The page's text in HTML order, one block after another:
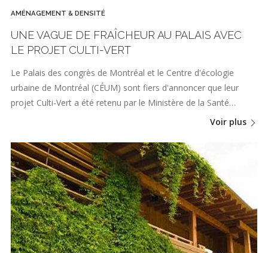
AMÉNAGEMENT & DENSITÉ
UNE VAGUE DE FRAÎCHEUR AU PALAIS AVEC
LE PROJET CULTI-VERT
Le Palais des congrès de Montréal et le Centre d'écologie
urbaine de Montréal (CÉUM) sont fiers d'annoncer que leur
projet Culti-Vert a été retenu par le Ministère de la Santé…
Voir plus